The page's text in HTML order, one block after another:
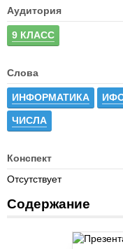
Аудитория
9 КЛАСС
Слова
ИНФОРМАТИКА
ЧИСЛА
Конспект
Отсутствует
Содержание